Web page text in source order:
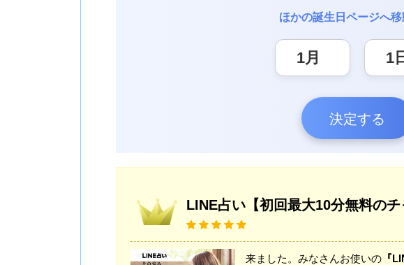
ほかの誕生日ページへ
決定する
LINE占い【初回最大10分無料のチ
来ました。みなさんお使いの 『